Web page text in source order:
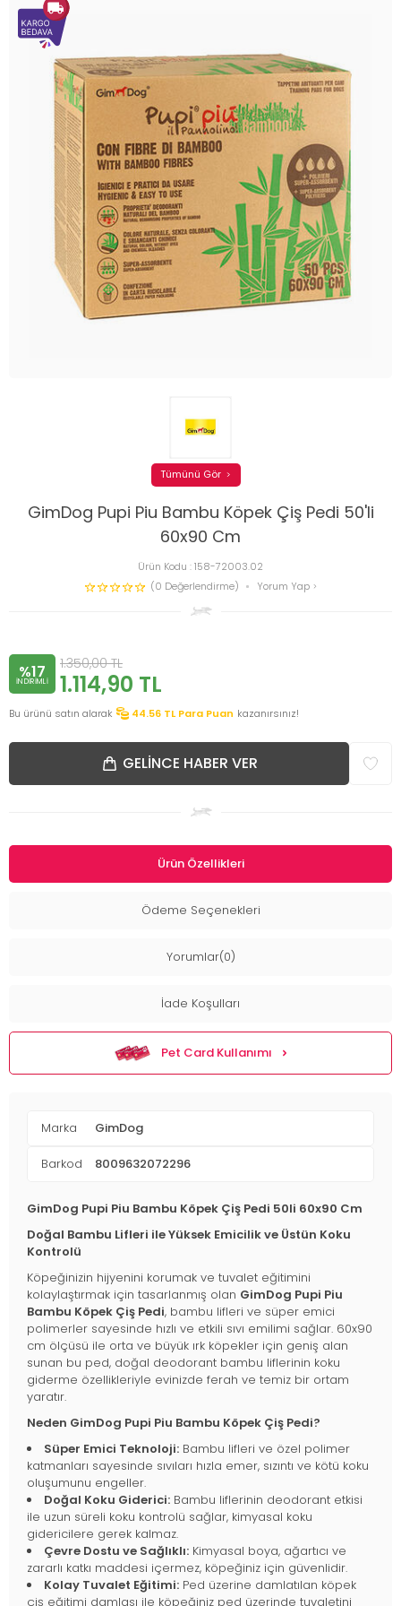
GimDog Pupi Piu Bambu Köpek Çiş Pedi 50'li
60x90 Cm
Ürün Kodu :158-72003.02
(0 Değerlendirme)
Yorum Yap
Tümünü Gör
%17
INDIRIMLI
1.350,00TL
1.114,90 TL
Bu ürünü satın alarak 44.56 TL Para Puan kazanırsınız!
GELINCE HABER VER
Ürün Özellikleri
Ödeme Seçenekleri
Yorumlar(0)
İade Koşulları
Pet Card Kullanımı
Marka GimDog
Barkod 8009632072296
GimDog Pupi Piu Bambu Köpek Çiş Pedi 50li 60x90 Cm
Doğal Bambu Lifleri ile Yüksek Emicilik ve Üstün Koku
Kontrolü
Köpeğinizin hijyenini korumak ve tuvalet eğitimini
kolaylaştırmak için tasarlanmış olan GimDog Pupi Piu
Bambu Köpek Çiş Pedi, bambu lifleri ve süper emici
polimerler sayesinde hızlı ve etkili sıvı emilimi sağlar. 60x90
cm ölçüsü ile orta ve büyük ırk köpekler için geniş alan
sunan bu ped, doğal deodorant bambu liflerinin koku
giderme özellikleriyle evinizde ferah ve temiz bir ortam
yaratır.
Neden GimDog Pupi Piu Bambu Köpek Çiş Pedi?
Süper Emici Teknoloji: Bambu lifleri ve özel polimer
katmanları sayesinde sıvıları hızla emer, sızıntı ve kötü koku
oluşumunu engeller.
Doğal Koku Giderici: Bambu liflerinin deodorant etkisi
ile uzun süreli koku kontrolü sağlar, kimyasal koku
gidericilere gerek kalmaz.
Çevre Dostu ve Sağlıklı: Kimyasal boya, ağartıcı ve
zararlı katkı maddesi içermez, köpeğiniz için güvenlidir.
Kolay Tuvalet Eğitimi: Ped üzerine damlatılan köpek
çiş eğitimi damlası ile köpeğiniz ped üzerinde tuvaletini